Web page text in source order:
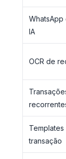
WhatsApp
IA
OCR de
Templates
transação